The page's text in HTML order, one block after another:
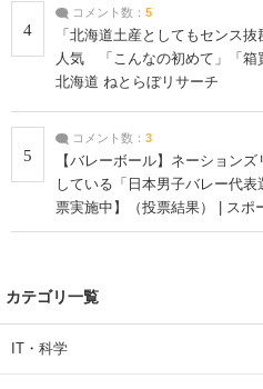
4
コメント数： 5
「北海道土産としてもセンス
人気 「こんなの初めて」「箱
北海道 ねとらぼリサーチ
5
コメント数： 3
【バレーボール】ネーション
している「日本男子バレー代
票実施中】（投票結果） | スポ
カテゴリ一覧
IT・科学